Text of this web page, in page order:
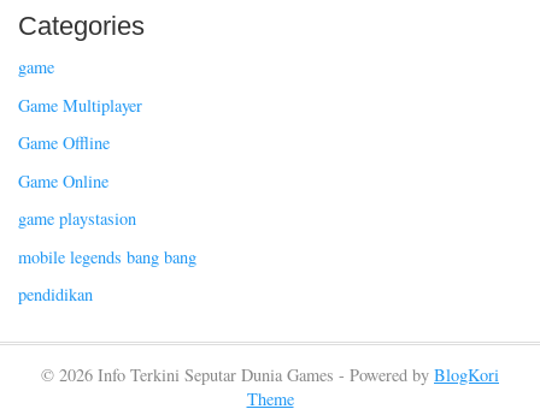
Categories
game
Game Multiplayer
Game Offline
Game Online
game playstasion
mobile legends bang bang
pendidikan
© 2026 Info Terkini Seputar Dunia Games - Powered by BlogKori
Theme